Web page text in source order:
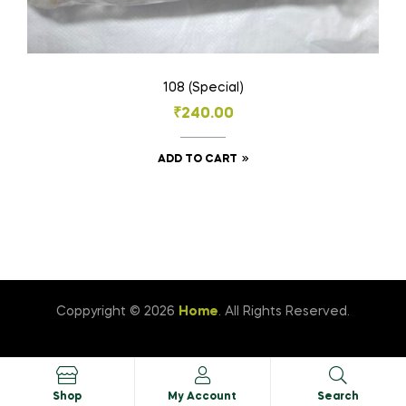
108 (Special)
₹240.00
ADD TO CART
Coppyright © 2026 Home. All Rights Reserved.
Shop My Account Search